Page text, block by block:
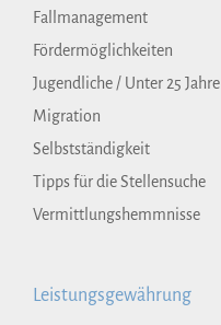
Fallmanagement
Fördermöglichkeiten
Jugendliche / Unter 25 Jahre
Migration
Selbstständigkeit
Tipps für die Stellensuche
Vermittlungshemmnisse
Leistungsgewährung